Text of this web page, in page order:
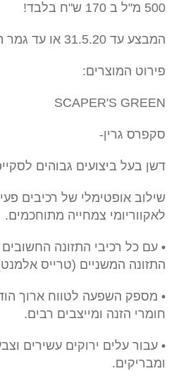
500 מ"ל ב 170 ש"ח בלבד!
המבצע עד 31.5.20 או עד גמר המלאי.
פירוט המוצרים:
SCAPER'S GREEN
סקפרס גרין-
דשן בעל ביצועים גבוהים
שילוב אופטימלי של רכיבים
לאקווריומי צמחייה מתוחכמים.
• עם כל רכיבי התזונה החשובים
התזונה המשניים (טרייס
• מספק השפעה לטווח ארוך
חומרי הזנה ומייצבים רבים.
• עבור עלים ירוקים עשירים
ומבריקים.